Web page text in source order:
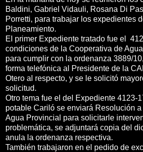
Baldini, Gabriel Vidauli, Rosana Di
Porretti, para trabajar los expedientes
Planeamiento.
El primer Expediente tratado fue el
condiciones de la Cooperativa de
para cumplir con la ordenanza 3889/
forma telefónica al Presidente de la
Otero al respecto, y se le solicitó
solicitud.
Otro tema fue el del Expediente 4123-
potable Cariló se enviará Resolución a
Agua Provincial para solicitarle
problemática, se adjuntará copia del
anula la ordenanza respectiva.
También trabajaron en el pedido de